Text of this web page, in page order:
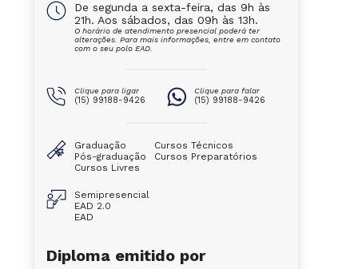
De segunda a sexta-feira, das 9h às
21h. Aos sábados, das 09h às 13h.
O horário de atendimento presencial poderá ter
alterações. Para mais informações, entre em contato
com o seu polo EAD.
Clique para ligar
(15) 99188-9426
Clique para falar
(15) 99188-9426
Graduação
Pós-graduação
Cursos Livres
Cursos Técnicos
Cursos Preparatórios
Semipresencial
EAD 2.0
EAD
Diploma emitido por